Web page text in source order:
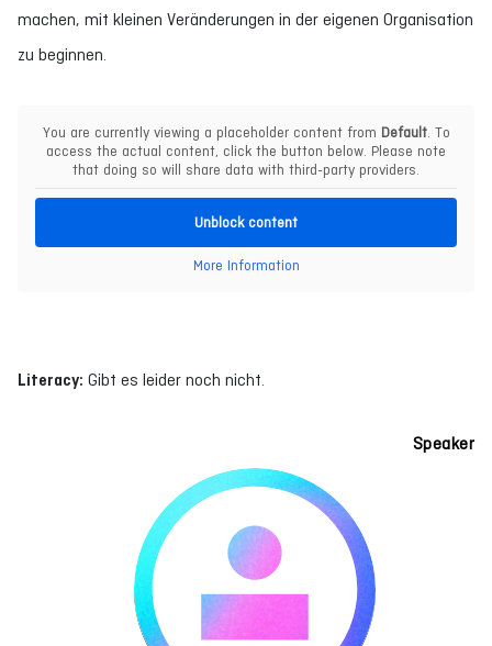
machen, mit kleinen Veränderungen in der eigenen Organisation
zu beginnen.
You are currently viewing a placeholder content from Default. To
access the actual content, click the button below. Please note
that doing so will share data with third-party providers.
Unblock content
More Information
Literacy: Gibt es leider noch nicht.
Speaker